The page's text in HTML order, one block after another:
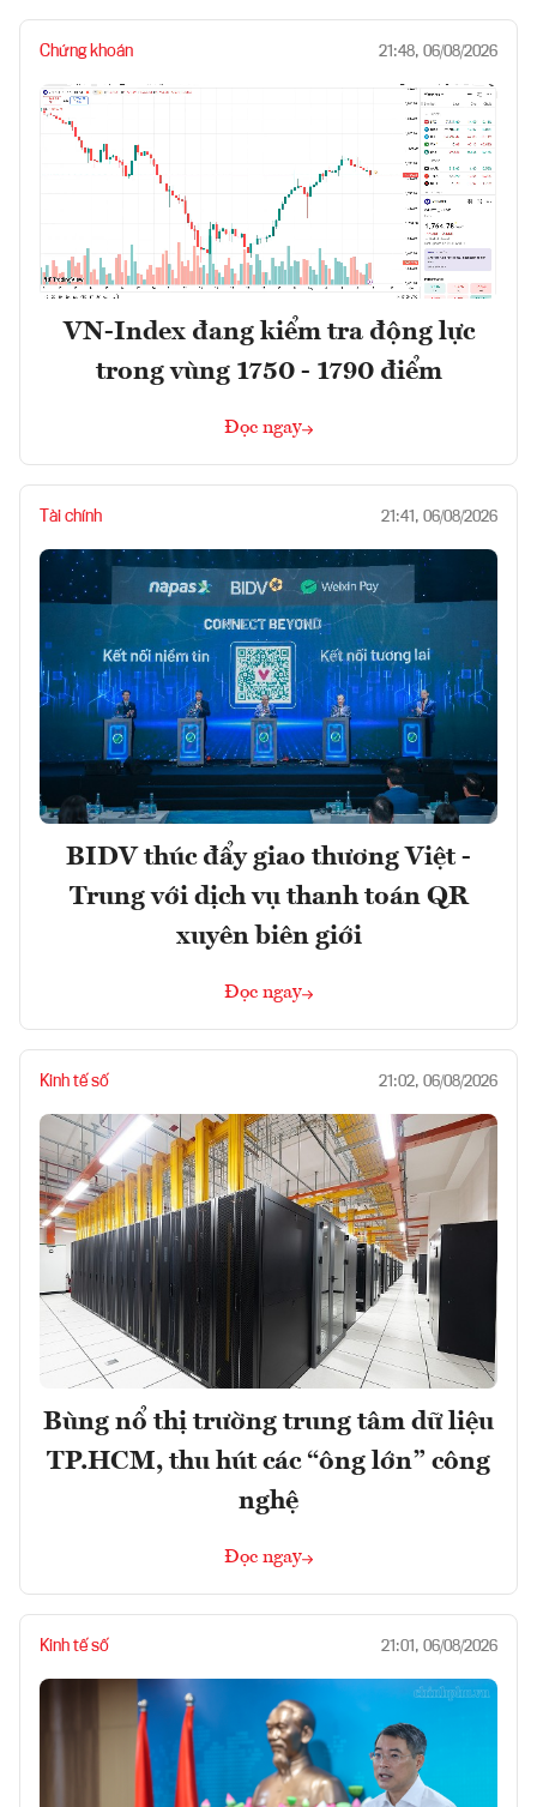
Chứng khoán 21:48, 06/08/2026
VN-Index đang kiểm tra động lực
trong vùng 1750 - 1790 điểm
Đọc ngay
Tài chính 21:41, 06/08/2026
BIDV thúc đẩy giao thương Việt -
Trung với dịch vụ thanh toán QR
xuyên biên giới
Đọc ngay
Kinh tế số 21:02, 06/08/2026
Bùng nổ thị trường trung tâm dữ liệu
TP.HCM, thu hút các “ông lớn” công
nghệ
Đọc ngay
Kinh tế số 21:01, 06/08/2026